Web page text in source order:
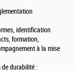
identification
formation,
à la mise
de durabilité :